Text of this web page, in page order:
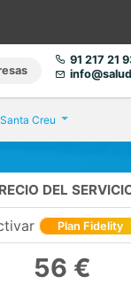
91 217 21
Creu
DEL
Plan Fidelity
56 €